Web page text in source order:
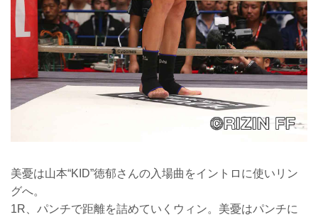
美憂は山本“KID”徳郁さんの入場曲をイントロに使いリン
グへ。
1R、パンチで距離を詰めていくウィン。美憂はパンチに